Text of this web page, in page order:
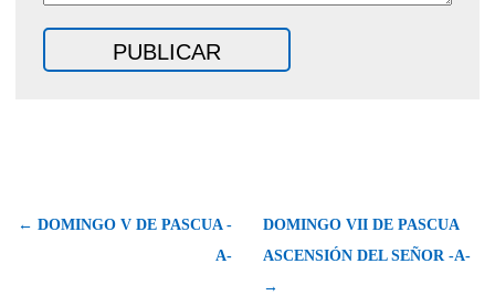
← DOMINGO V DE PASCUA -
A-
DOMINGO VII DE PASCUA 
ASCENSIÓN DEL SEÑOR -A-
→